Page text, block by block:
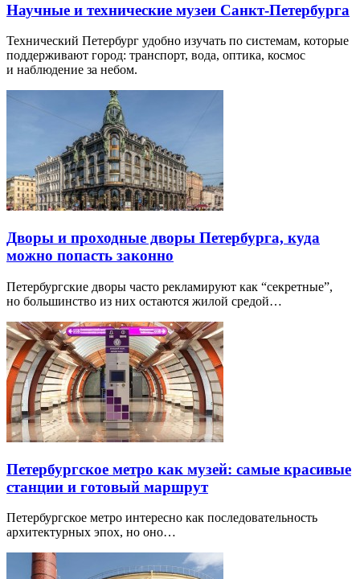
Научные и технические музеи Санкт-Петербурга
Технический Петербург удобно изучать по системам, которые
поддерживают город: транспорт, вода, оптика, космос
и наблюдение за небом.
Дворы и проходные дворы Петербурга, куда
можно попасть законно
Петербургские дворы часто рекламируют как “секретные”,
но большинство из них остаются жилой средой…
Петербургское метро как музей: самые красивые
станции и готовый маршрут
Петербургское метро интересно как последовательность
архитектурных эпох, но оно…